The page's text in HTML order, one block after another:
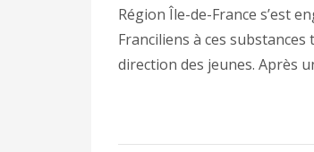
Région Île-de-France s’est
Franciliens à ces
direction des jeunes. Après